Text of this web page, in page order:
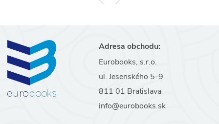
Adresa obchodu:
Eurobooks, s.r.o.
ul. Jesenského 5-9
811 01 Bratislava
info@eurobooks.sk